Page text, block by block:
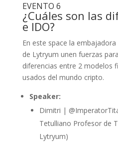
EVENTO 6
¿Cuáles son las
e IDO?
En este space la
de Lytryum unen fuerzas
diferencias entre 2 modelos
usados del mundo cripto.
Speaker:
Dimitri |
Tetulliano Profesor de
Lytryum)